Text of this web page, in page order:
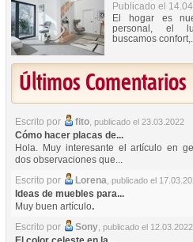
Publicado el
El hogar es
personal, el
buscamos
Últimos Comentarios
Escrito por fito, publicado el 23.03.2022
Cómo hacer placas de...
Hola. Muy interesante el artículo en
dos observaciones que...
Escrito por
Lorena, publicado el
Ideas de muebles para...
Muy buen artículo.
Escrito por
Sony, publicado el 12.03.2022